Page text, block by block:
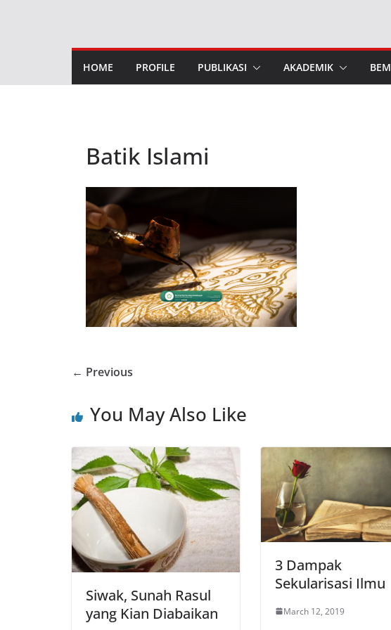
HOME PROFILE PUBLIKASI AKADEMIK BEM
Batik Islami
← Previous
You May Also Like
Siwak, Sunah Rasul
yang Kian Diabaikan
3 Dampak
Sekularisasi Ilmu
March 12, 2019